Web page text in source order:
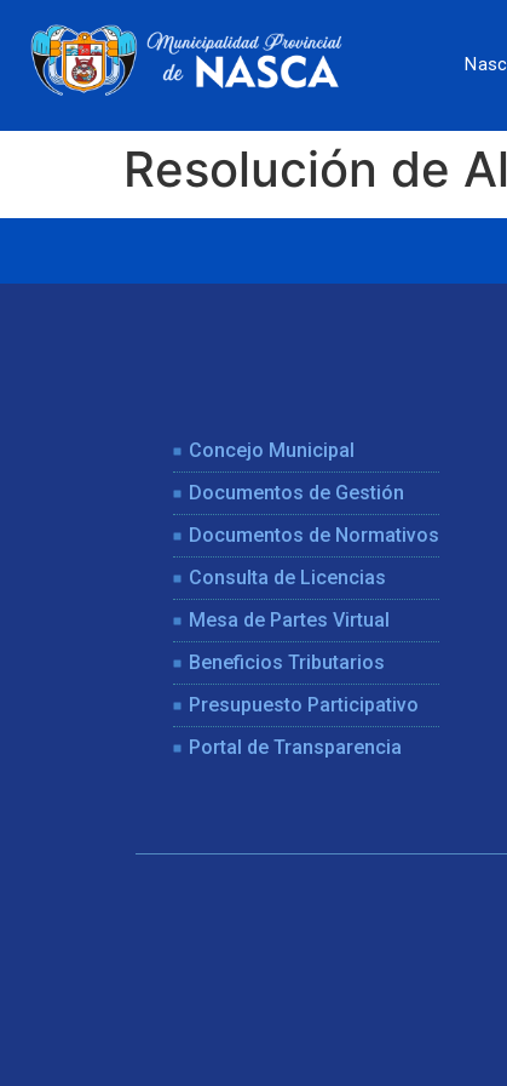
Resolución de
Concejo Municipal
Documentos de Gestión
Documentos de Normativos
Consulta de Licencias
Mesa de Partes Virtual
Beneficios Tributarios
Presupuesto Participativo
Portal de Transparencia